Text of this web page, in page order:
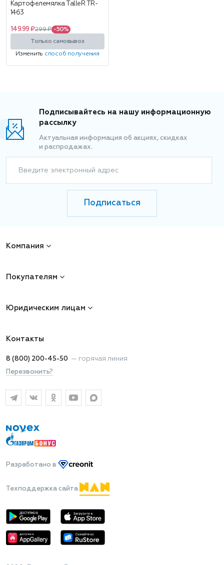
Картофелемялка TalleR TR-
1463
149.99 ₽299 ₽ -50%
Только самовывоз
Изменить способ получения
Подписывайтесь на нашу информационную
рассылку
Актуальная информация об акциях, скидках
и распродажах.
Введите электронный адрес
Подписаться
Компания
Покупателям
Юридическим лицам
Контакты
8 (800) 200-45-50 — горячая линия
Перезвонить?
Разработано в
Техподдержка сайта